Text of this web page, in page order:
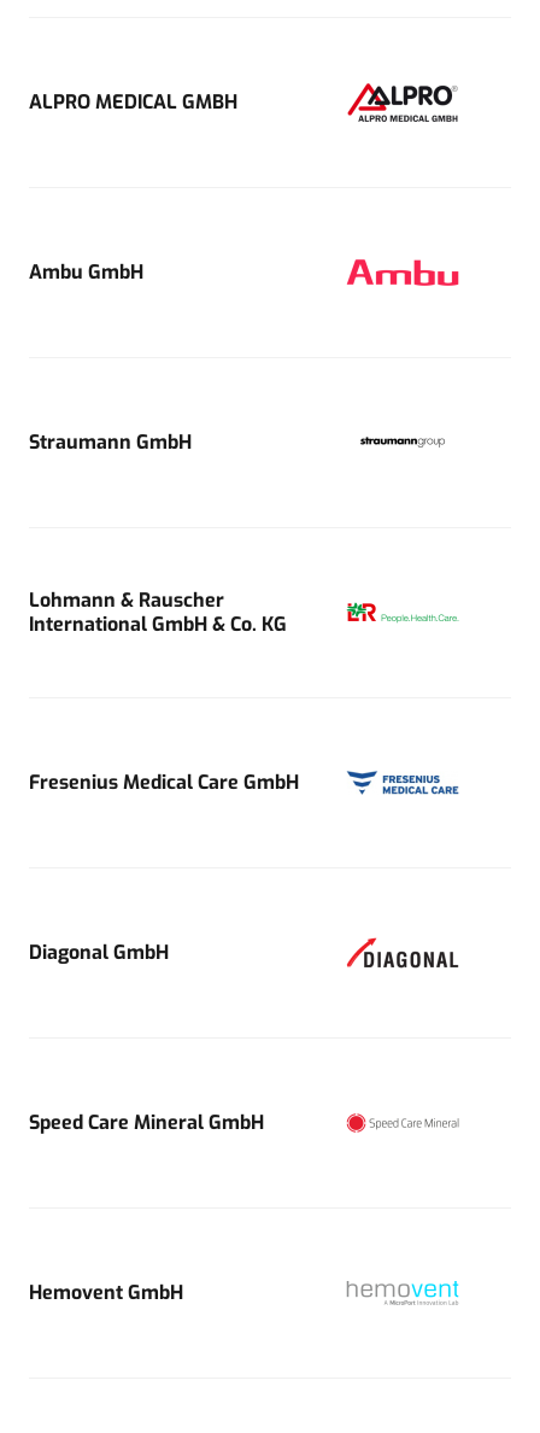
ALPRO MEDICAL GMBH
Ambu GmbH
Straumann GmbH
Lohmann & Rauscher
International GmbH & Co. KG
Fresenius Medical Care GmbH
Diagonal GmbH
Speed Care Mineral GmbH
Hemovent GmbH